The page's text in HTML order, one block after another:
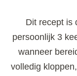
Dit recept is
persoonlijk 3
wanneer
volledig